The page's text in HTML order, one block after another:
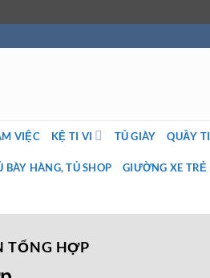
VIỆC KỆ TI VI TỦ GIÀY QUẦY
BÀY HÀNG, TỦ SHOP GIƯỜNG XE TRẺ
TỔNG HỢP